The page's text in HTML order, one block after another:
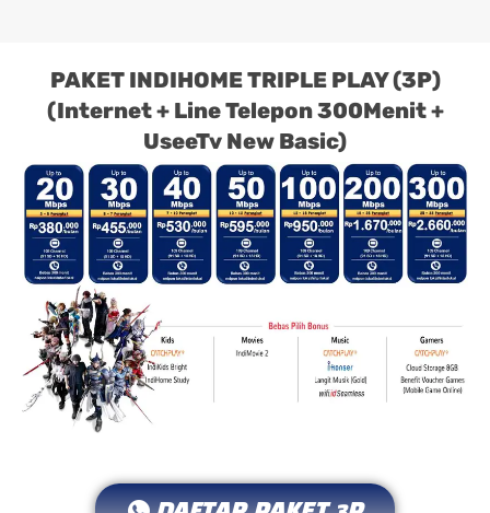
PAKET INDIHOME TRIPLE PLAY (3P)
(Internet + Line Telepon 300Menit +
UseeTv New Basic)